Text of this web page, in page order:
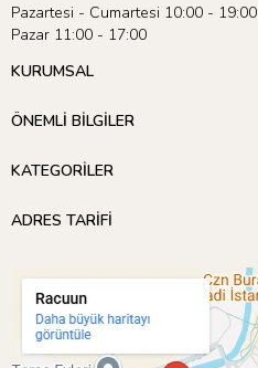
Pazartesi - Cumartesi 10:00 - 19:00
Pazar 11:00 - 17:00
KURUMSAL
ÖNEMLİ BİLGİLER
KATEGORİLER
ADRES TARİFİ